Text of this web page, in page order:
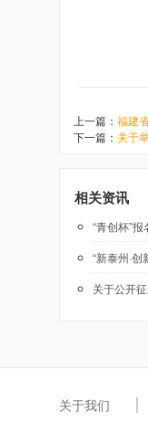
上一篇： 福建
下一篇： 关于
相关资讯
“青创杯”
“新泰州·
关于公开
关于我们